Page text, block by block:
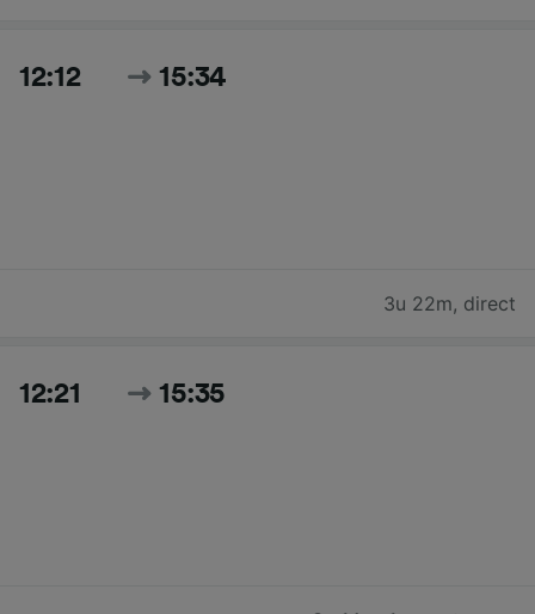
12:12 15:34
3u 22m, direct
12:21 15:35